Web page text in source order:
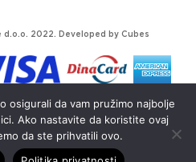
2022. Developed by Cubes
osigurali da vam pružimo najbolje
Ako nastavite da koristite ovaj
da ste prihvatili ovo.